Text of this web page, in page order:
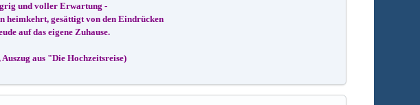
und voller Erwartung -
heimkehrt, gesättigt von den Eindrücken
auf das eigene Zuhause.
aus "Die Hochzeitsreise)